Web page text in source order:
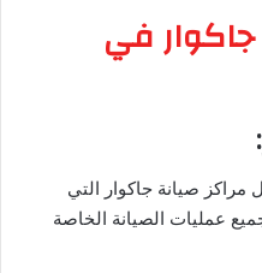
في
صيانة جاكوار التي
عمليات الصيانة الخاصة